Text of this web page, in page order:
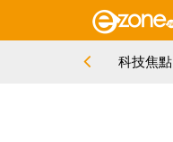
科技焦點